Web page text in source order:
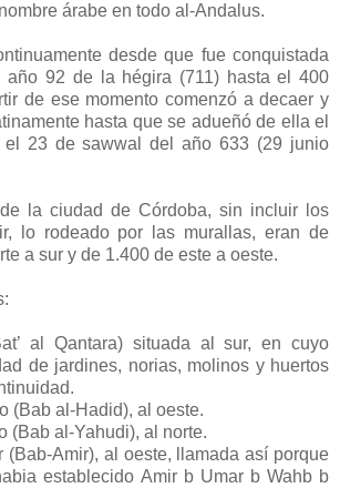
árabe en todo al-Andalus.
desde que fue conquistada
año 92 de la hégira (711) hasta el 400
de ese momento comenzó a decaer y
hasta que se adueñó de ella el
el 23 de sawwal del año 633 (29 junio
la ciudad de Córdoba, sin incluir los
lo rodeado por las murallas, eran de
a sur y de 1.400 de este a oeste.
al Qantara) situada al sur, en cuyo
de jardines, norias, molinos y huertos
(Bab al-Hadid), al oeste.
(Bab al-Yahudi), al norte.
(Bab-Amir), al oeste, llamada así porque
establecido Amir b Umar b Wahb b